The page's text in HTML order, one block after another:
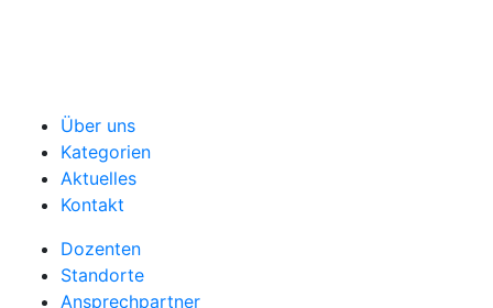
Über uns
Kategorien
Aktuelles
Kontakt
Dozenten
Standorte
Ansprechpartner